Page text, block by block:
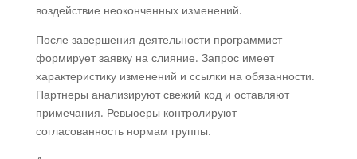
воздействие неоконченных изменений.
После завершения деятельности программист
формирует заявку на слияние. Запрос имеет
характеристику изменений и ссылки на обязанности.
Партнеры анализируют свежий код и оставляют
примечания. Ревьюеры контролируют
согласованность нормам группы.